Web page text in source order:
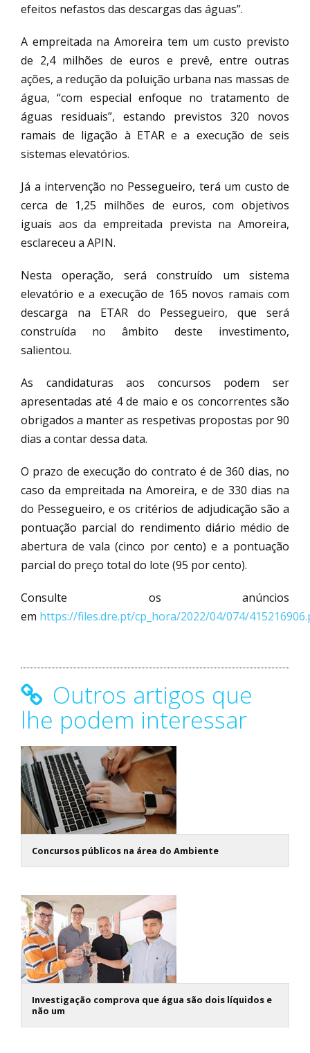
efeitos nefastos das descargas das águas”.
A empreitada na Amoreira tem um custo previsto
de 2,4 milhões de euros e prevê, entre outras
ações, a redução da poluição urbana nas massas de
água, “com especial enfoque no tratamento de
águas residuais”, estando previstos 320 novos
ramais de ligação à ETAR e a execução de seis
sistemas elevatórios.
Já a intervenção no Pessegueiro, terá um custo de
cerca de 1,25 milhões de euros, com objetivos
iguais aos da empreitada prevista na Amoreira,
esclareceu a APIN.
Nesta operação, será construído um sistema
elevatório e a execução de 165 novos ramais com
descarga na ETAR do Pessegueiro, que será
construída no âmbito deste investimento,
salientou.
As candidaturas aos concursos podem ser
apresentadas até 4 de maio e os concorrentes são
obrigados a manter as respetivas propostas por 90
dias a contar dessa data.
O prazo de execução do contrato é de 360 dias, no
caso da empreitada na Amoreira, e de 330 dias na
do Pessegueiro, e os critérios de adjudicação são a
pontuação parcial do rendimento diário médio de
abertura de vala (cinco por cento) e a pontuação
parcial do preço total do lote (95 por cento).
Consulte os anúncios
em https://files.dre.pt/cp_hora/2022/04/074/
Outros artigos que
lhe podem interessar
Concursos públicos na área do Ambiente
Investigação comprova que água são dois líquidos e
não um